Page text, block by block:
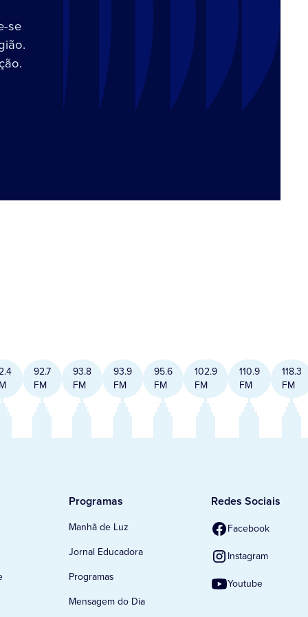
se
92.7
FM
93.8
FM
93.9
FM
95.6
FM
102.9
FM
110.9
FM
118.3
FM
Programas
Manhã de Luz
Jornal Educadora
Programas
Mensagem do Dia
Redes Sociais
Facebook
Instagram
Youtube